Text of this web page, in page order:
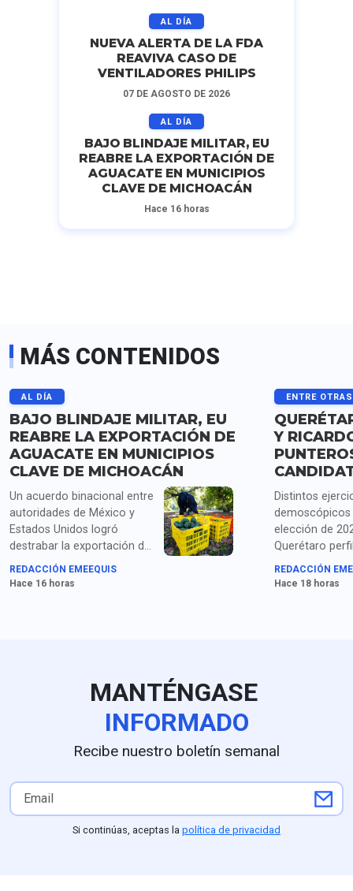
AL DÍA
NUEVA ALERTA DE LA FDA
REAVIVA CASO DE
VENTILADORES PHILIPS
07 DE AGOSTO DE 2026
AL DÍA
BAJO BLINDAJE MILITAR, EU
REABRE LA EXPORTACIÓN DE
AGUACATE EN MUNICIPIOS
CLAVE DE MICHOACÁN
Hace 16 horas
MÁS CONTENIDOS
AL DÍA
BAJO BLINDAJE MILITAR, EU
REABRE LA EXPORTACIÓN DE
AGUACATE EN MUNICIPIOS
CLAVE DE MICHOACÁN
Un acuerdo binacional entre
autoridades de México y
Estados Unidos logró
destrabar la exportación de
más de mil toneladas de
aguacate michoacano
embajador estadounidense
Ronald Johnson operará a
partir del 8 de agosto en
Tancítaro, Tacámbaro,
un despliegue de seguridad
del Ejército y la Guardia
Nacional ordenado por la
REDACCIÓN EMEEQUIS
Hace 16 horas
ENTRE
Y
Distintos
elección de
Querétaro
Santiago
Astudillo
Astudillo,
el respaldo
Partido Verde
competitividad
REDACCIÓN
Hace 18 horas
MANTÉNGASE
INFORMADO
Recibe nuestro boletín semanal
Si continúas, aceptas la política de privacidad